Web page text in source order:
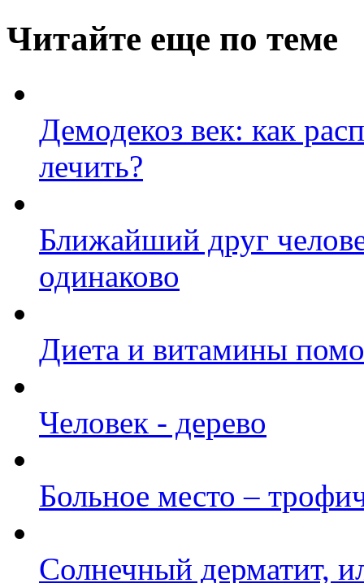
Читайте еще по теме
Демодекоз век: как
лечить?
Ближайший друг
одинаково
Диета и витамины
Человек - дерево
Больное место –
Солнечный дерматит,